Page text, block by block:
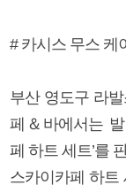
# 카시스 무스 케
부산 영도구 라
페＆바에서는 발
페 하트 세트’를
스카이카페 하트